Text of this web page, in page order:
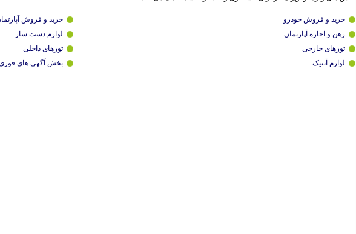
خرید و فروش خودرو
خرید و فروش
رهن و اجاره آپارتمان
لوازم دست ساز
تورهای خارجی
تورهای داخلی
لوازم آنتیک
بخش آگهی های